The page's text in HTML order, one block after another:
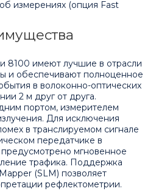
измерениях (опция Fast
8100 имеют лучшие в отрасли
и обеспечивают полноценное
в волоконно-оптических
2 м друг от друга.
портом, измерителем
Для исключения
в транслируемом сигнале
передатчике в
мгновенное
трафика. Поддержка
(SLM) позволяет
рефлектометрии.